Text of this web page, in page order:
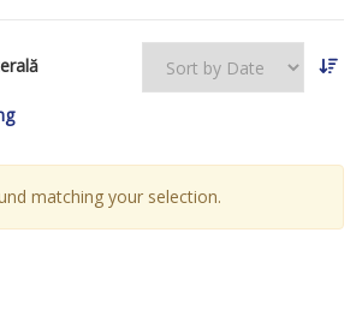
matching your selection.